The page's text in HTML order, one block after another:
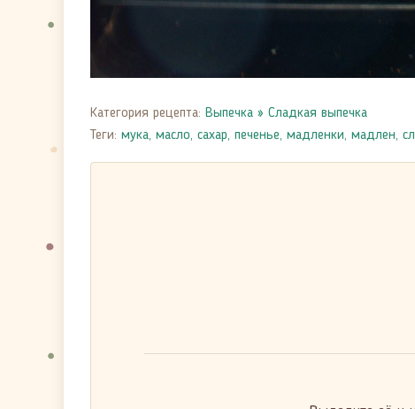
Категория рецепта: Выпечка » Сладкая выпечка
Теги: мука, масло, сахар, печенье, мадленки, мадлен,